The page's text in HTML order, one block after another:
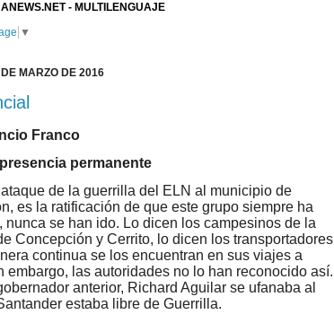
- MULTILENGUAJE
▼
MARZO DE 2016
Franco
permanente
de la guerrilla del ELN al municipio de
es la ratificación de que este grupo siempre ha
nunca se han ido. Lo dicen los campesinos de la
Concepción y Cerrito, lo dicen los transportadores
continua se los encuentran en sus viajes a
embargo, las autoridades no lo han reconocido así.
anterior, Richard Aguilar se ufanaba al
estaba libre de Guerrilla.